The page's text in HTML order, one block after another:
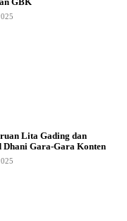
Lita Gading dan
Dhani Gara-Gara Konten